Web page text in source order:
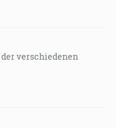
verschiedenen